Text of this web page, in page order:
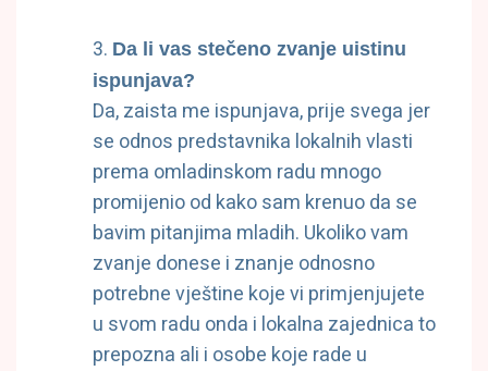
Da li vas stečeno zvanje uistinu
ispunjava?
Da, zaista me ispunjava, prije svega jer
se odnos predstavnika lokalnih vlasti
prema omladinskom radu mnogo
promijenio od kako sam krenuo da se
bavim pitanjima mladih. Ukoliko vam
zvanje donese i znanje odnosno
potrebne vještine koje vi primjenjujete
u svom radu onda i lokalna zajednica to
prepozna ali i osobe koje rade u